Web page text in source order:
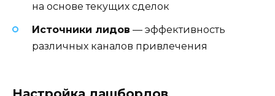
на основе текущих сделок
Источники лидов — эффективность
различных каналов привлечения